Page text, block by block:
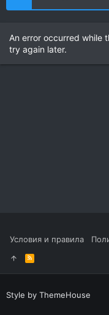
An error occurred while
try again later.
Условия и правила
R
S
S
Style by ThemeHouse